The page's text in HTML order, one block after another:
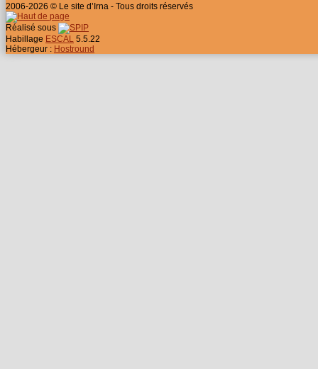
2006-2026 © Le site d’Irna - Tous droits réservés
Réalisé sous
Habillage ESCAL 5.5.22
Hébergeur : Hostround